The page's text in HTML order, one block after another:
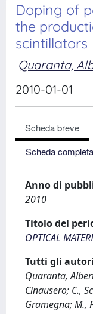
Doping of
the
scintillators
Quaranta,
2010-01-01
Scheda breve
Scheda
Anno di
2010
Titolo del
OPTICAL
Tutti gli autori
Quaranta,
Cinausero; C.,
Gramegna; M.,